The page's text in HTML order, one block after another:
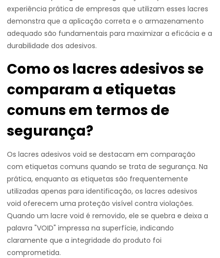
experiência prática de empresas que utilizam esses lacres
demonstra que a aplicação correta e o armazenamento
adequado são fundamentais para maximizar a eficácia e a
durabilidade dos adesivos.
Como os lacres adesivos se
comparam a etiquetas
comuns em termos de
segurança?
Os lacres adesivos void se destacam em comparação
com etiquetas comuns quando se trata de segurança. Na
prática, enquanto as etiquetas são frequentemente
utilizadas apenas para identificação, os lacres adesivos
void oferecem uma proteção visível contra violações.
Quando um lacre void é removido, ele se quebra e deixa a
palavra "VOID" impressa na superfície, indicando
claramente que a integridade do produto foi
comprometida.